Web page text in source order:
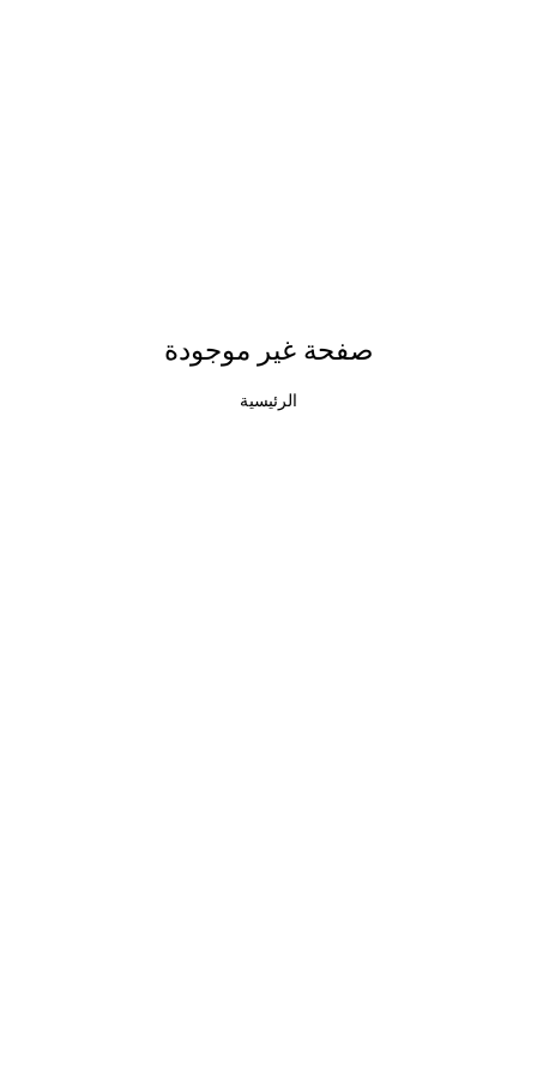
صفحة غير موجودة
الرئيسية